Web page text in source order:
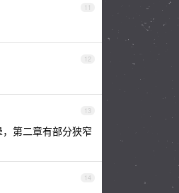
11
12
13
第二章有部分狭窄
14